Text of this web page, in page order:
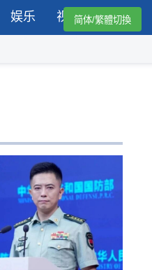
娱乐 视频简体/繁體切換